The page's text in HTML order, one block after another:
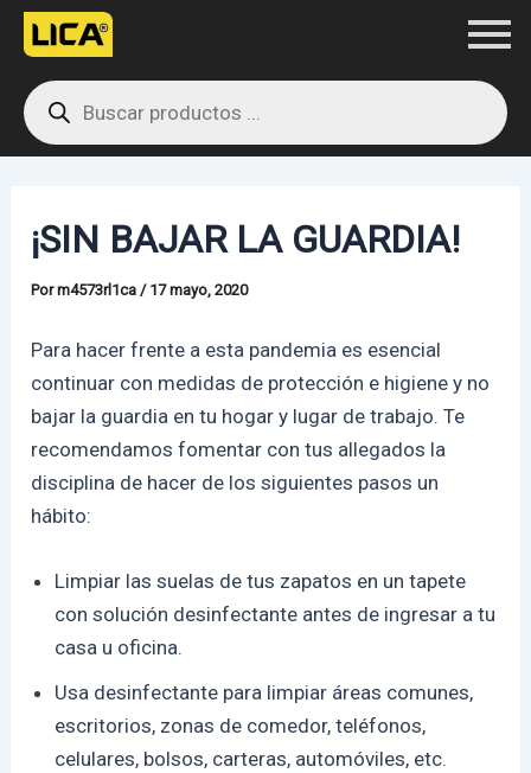
contenido
Products
search
¡SIN BAJAR LA GUARDIA!
Porm4573rl1ca / 17 mayo, 2020
Para hacer frente a esta pandemia es esencial
continuar con medidas de protección e higiene y no
bajar la guardia en tu hogar y lugar de trabajo. Te
recomendamos fomentar con tus allegados la
disciplina de hacer de los siguientes pasos un
hábito:
Limpiar las suelas de tus zapatos en un tapete
con solución desinfectante antes de ingresar a tu
casa u oficina.
Usa desinfectante para limpiar áreas comunes,
escritorios, zonas de comedor, teléfonos,
celulares, bolsos, carteras, automóviles, etc.
Navegación
de
entradas